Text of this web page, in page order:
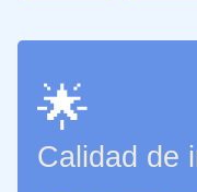
🌟
Calidad de